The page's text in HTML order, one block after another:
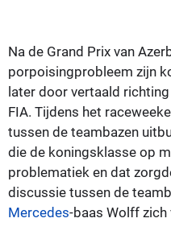
Na de Grand Prix van
porpoisingprobleem zijn
later door vertaald
FIA. Tijdens het
tussen de teambazen
die de koningsklasse op
problematiek en dat
discussie tussen de
Mercedes-baas Wolff zich